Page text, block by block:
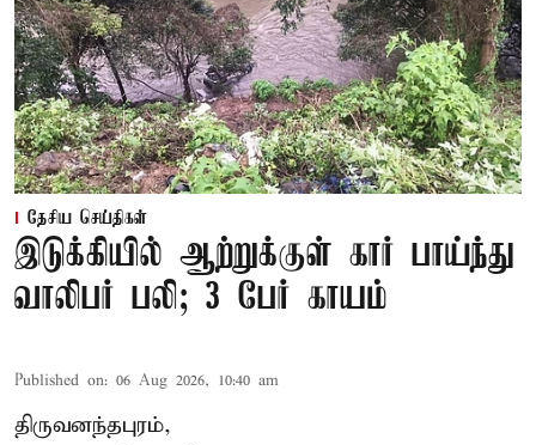
தேசிய செய்திகள்
இடுக்கியில் ஆற்றுக்குள் கார் பாய்ந்து
வாலிபர் பலி; 3 பேர் காயம்
Published on: 06 Aug 2026, 10:40 am
திருவனந்தபுரம்,